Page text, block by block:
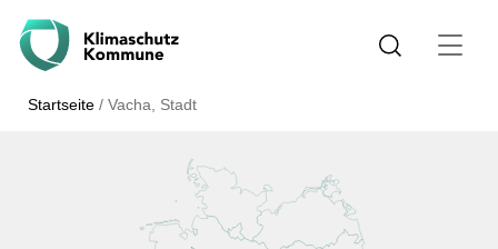
Startseite /Vacha, Stadt